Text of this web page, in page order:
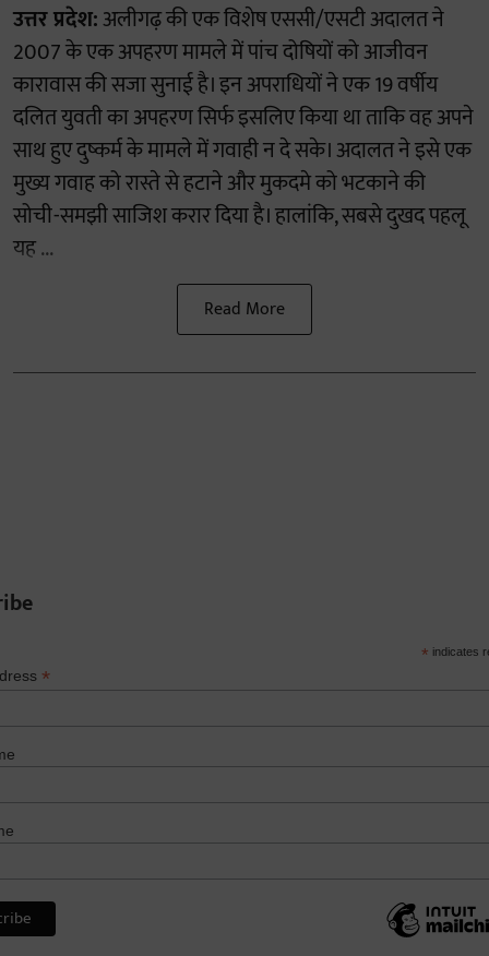
उत्तर प्रदेश:अलीगढ़ की एक विशेष एससी/एसटी अदालत ने
2007 के एक अपहरण मामले में पांच दोषियों को आजीवन
कारावास की सजा सुनाई है। इन अपराधियों ने एक 19 वर्षीय
दलित युवती का अपहरण सिर्फ इसलिए किया था ताकि वह अपने
साथ हुए दुष्कर्म के मामले में गवाही न दे सके। अदालत ने इसे एक
मुख्य गवाह को रास्ते से हटाने और मुकदमे को भटकाने की
सोची-समझी साजिश करार दिया है। हालांकि, सबसे दुखद पहलू
यह ...
Read More
* indicates
*